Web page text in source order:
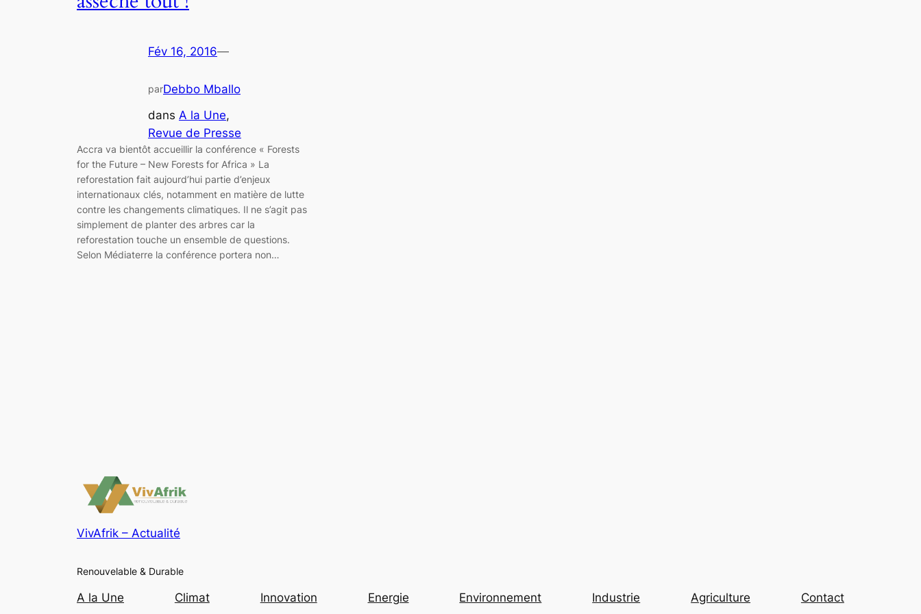
Fév 16, 2016—
parDebbo Mballo
dans A la Une
Revue de Presse
Accra va bientôt accueillir la conférence « Forests
for the Future – New Forests for Africa » La
reforestation fait aujourd’hui partie d’enjeux
internationaux clés, notamment en matière de lutte
contre les changements climatiques. Il ne s’agit pas
simplement de planter des arbres car la
reforestation touche un ensemble de questions.
Selon Médiaterre la conférence portera non…
VivAfrik – Actualité
Renouvelable & Durable
A la Une Climat Innovation Energie Environnement Industrie Agriculture Contact